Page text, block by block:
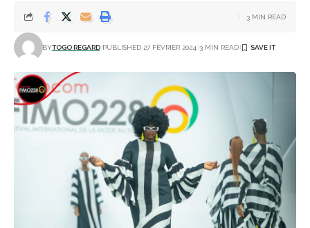
BYTOGO REGARD PUBLISHED 27 FÉVRIER 2024 3 MIN READ
3 MIN READ